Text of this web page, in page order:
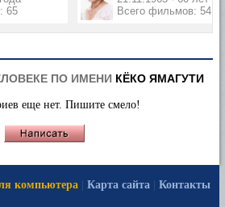
65
Всего фильмов: 54
ПО ИМЕНИ КЁКО ЯМАГУТИ
еще нет. Пишите смело!
компьютера Карта сайта
Контакты